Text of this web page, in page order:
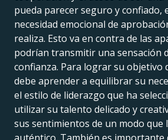
pueda parecer seguro y confiado,
necesidad emocional de
realiza. Esto va en contra de las
podrían transmitir una sensación
confianza. Para lograr su objetivo
debe aprender a equilibrar su
el estilo de liderazgo que ha
utilizar su talento delicado y
sus sentimientos de un modo que